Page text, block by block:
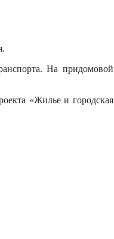
На придомовой
«Жилье и городская